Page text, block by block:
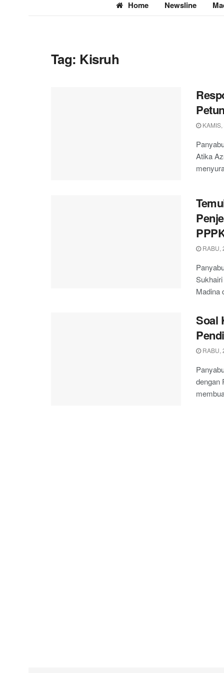
Home Newsline
Tag: Kisruh
KAMIS,
Atika
RABU,
Madina
Soal
RABU,
dengan